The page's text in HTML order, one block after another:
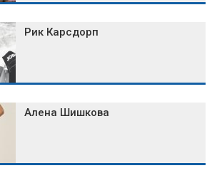
Рик Карсдорп
Алена Шишкова